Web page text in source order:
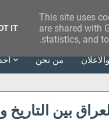
من نحن
بين التاريخ
This site uses
are shared with
statistics, and
IT